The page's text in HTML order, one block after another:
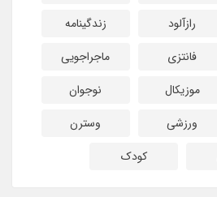
رازآلود
زندگینامه
فانتزی
ماجراجویی
موزیکال
نوجوان
ورزشی
وسترن
کودک